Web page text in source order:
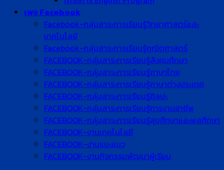
เพจ Facebook
Facebook-กลุ่มสาระการเรียนรู้วิทยาศาสตร์และ
เทคโนโลยี
Facebook-กลุ่มสาระการเรียนรู้คณิตศาสตร์
FACEBOOK-กลุ่มสาระการเรียนรู้สังคมศึกษา
FACEBOOK-กลุ่มสาระการเรียนรู้ภาษาไทย
FACEBOOK-กลุ่มสาระการเรียนรู้ภาษาต่างประเทศ
FACEBOOK-กลุ่มสาระการเรียนรู้ศิลปะ
FACEBOOK-กลุ่มสาระการเรียนรู้การงานอาชีพ
FACEBOOK-กลุ่มสาระการเรียนรู้สุขศึกษาและพลศึกษา
FACEBOOK-งานเทคโนโลยี
FACEBOOK-งานแนะแนว
FACEBOOK-งานกิจกรรมพัฒนาผู้เรียน